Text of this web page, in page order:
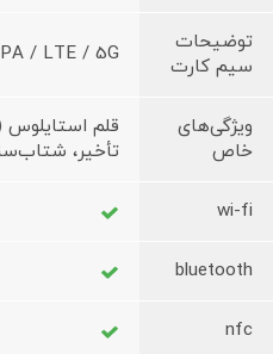
توضیحات
سیم کارت
/ LTE / 5G
ویژگی‌های
خاص
تأخیر،
wi-fi
bluetooth
nfc